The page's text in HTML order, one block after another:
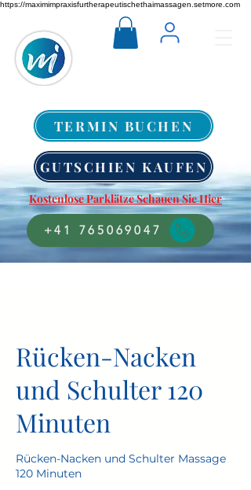
https://maximimpraxisfurtherapeutischethaimassagen.setmore.com
TERMIN BUCHEN
GUTSCHIEN KAUFEN
Kostenlose Parklätze Schauen Sie Hier
+41 765069047
Rücken-Nacken
und Schulter 120
Minuten
Rücken-Nacken und Schulter Massage
120 Minuten